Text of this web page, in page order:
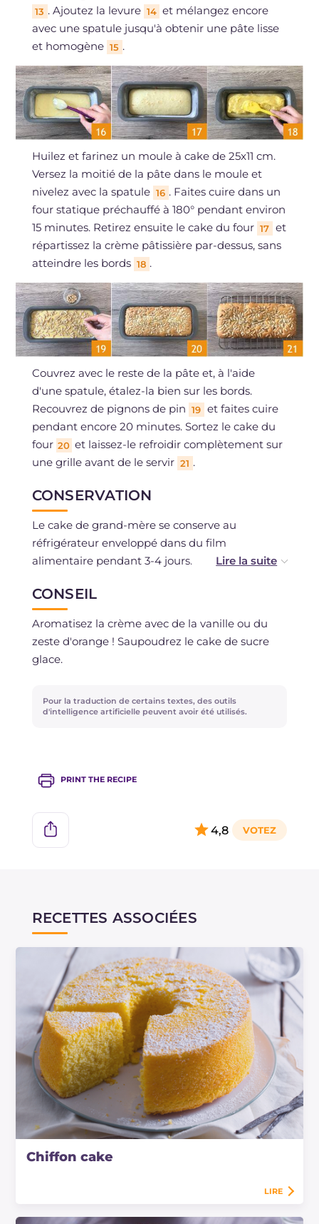
13 . Ajoutez la levure 14 et mélangez encore
avec une spatule jusqu'à obtenir une pâte lisse
et homogène 15 .
Huilez et farinez un moule à cake de 25x11 cm.
Versez la moitié de la pâte dans le moule et
nivelez avec la spatule 16 . Faites cuire dans un
four statique préchauffé à 180° pendant environ
15 minutes. Retirez ensuite le cake du four 17 et
répartissez la crème pâtissière par-dessus, sans
atteindre les bords 18 .
Couvrez avec le reste de la pâte et, à l'aide
d'une spatule, étalez-la bien sur les bords.
Recouvrez de pignons de pin 19 et faites cuire
pendant encore 20 minutes. Sortez le cake du
four 20 et laissez-le refroidir complètement sur
une grille avant de le servir 21 .
CONSERVATION
Le cake de grand-mère se conserve au
réfrigérateur enveloppé dans du film
alimentaire pendant 3-4 jours.
Il est déconseillé de le congeler.
CONSEIL
Aromatisez la crème avec de la vanille ou du
zeste d'orange ! Saupoudrez le cake de sucre
glace.
Pour la traduction de certains textes, des outils
d'intelligence artificielle peuvent avoir été utilisés.
PRINT THE RECIPE
4,8
RECETTES ASSOCIÉES
Chiffon cake
LIRE